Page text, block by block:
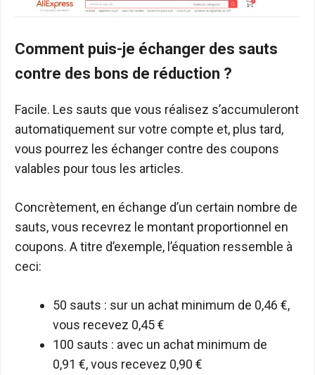
Comment puis-je échanger des sauts
contre des bons de réduction ?
Facile. Les sauts que vous réalisez s’accumuleront
automatiquement sur votre compte et, plus tard,
vous pourrez les échanger contre des coupons
valables pour tous les articles.
Concrètement, en échange d’un certain nombre de
sauts, vous recevrez le montant proportionnel en
coupons. A titre d’exemple, l’équation ressemble à
ceci:
50 sauts : sur un achat minimum de 0,46 €,
vous recevez 0,45 €
100 sauts : avec un achat minimum de
0,91 €, vous recevez 0,90 €